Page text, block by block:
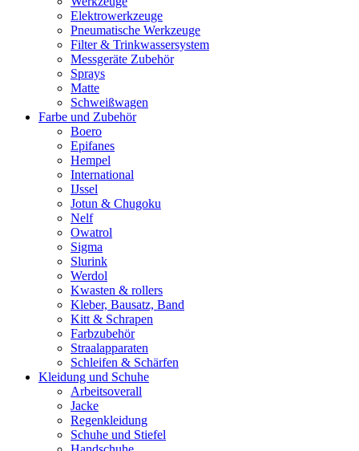
Elektrowerkzeuge
Pneumatische Werkzeuge
Filter & Trinkwassersystem
Messgeräte Zubehör
Sprays
Matte
Schweißwagen
Farbe und Zubehör
Boero
Epifanes
Hempel
International
IJssel
Jotun & Chugoku
Nelf
Owatrol
Sigma
Slurink
Werdol
Kwasten & rollers
Kleber, Bausatz, Band
Kitt & Schrapen
Farbzubehör
Straalapparaten
Schleifen & Schärfen
Kleidung und Schuhe
Arbeitsoverall
Jacke
Regenkleidung
Schuhe und Stiefel